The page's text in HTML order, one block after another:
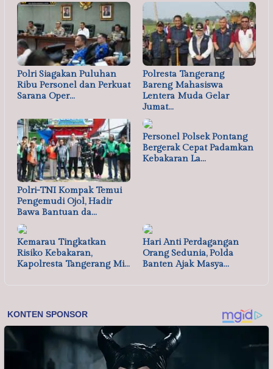
Polri Siagakan Puluhan
Ribu Personel dan Perkuat
Sarana Oper…
Polresta Tangerang
Bareng Mahasiswa
Lentera Muda Gelar
Jumat…
Polri-TNI Kompak Temui
Pengemudi Ojol, Hadir
Bawa Bantuan da…
Personel Polsek Pontang
Bergerak Cepat Padamkan
Kebakaran La…
Kemarau Tingkatkan
Risiko Kebakaran,
Kapolresta Tangerang Mi…
Hari Anti Perdagangan
Orang Sedunia, Polda
Banten Ajak Masya…